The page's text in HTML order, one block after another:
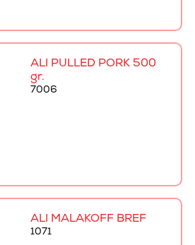
ALI PULLED PORK 500
gr.
7006
ALI MALAKOFF BRÉF
1071